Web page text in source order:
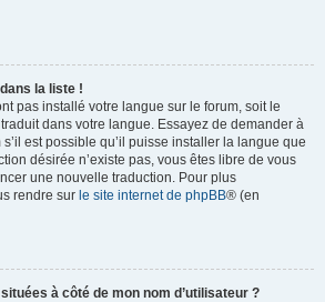
la liste !
pas installé votre langue sur le forum, soit le
dans votre langue. Essayez de demander à
est possible qu’il puisse installer la langue que
désirée n’existe pas, vous êtes libre de vous
une nouvelle traduction. Pour plus
rendre sur le site internet de phpBB® (en
à côté de mon nom d’utilisateur ?